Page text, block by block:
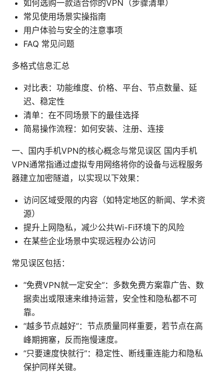
如何选购一款适合你的VPN（步骤清单）
常见使用场景实操指南
用户体验与安全的注意事项
FAQ 常见问题
多格式信息汇总
对比表：功能维度、价格、平台、节点数量、延
迟、稳定性
清单：在不同场景下的最佳选择
简易操作流程：如何安装、注册、连接
一、国内手机VPN的核心概念与常见误区 国内手机
VPN通常指通过虚拟专用网络将你的设备与远程服务
器建立加密隧道，以实现以下效果：
访问区域受限的内容（如特定地区的新闻、学术资
源）
提升上网隐私，减少公共Wi-Fi环境下的风险
在某些企业场景中实现远程办公访问
常见误区包括：
“免费VPN就一定安全”：多数免费方案靠广告、数
据卖出或限速来维持运营，安全性和隐私都不可
靠。
“越多节点越好”：节点质量同样重要，若节点在高
峰期拥塞，反而拖慢速度。
“只要速度快就行”：稳定性、断线重连能力和隐私
保护同样关键。